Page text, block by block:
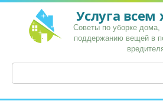
Перейти
контенту
Услуга всем
Советы по уборке дома,
поддержанию вещей в
Поиск: